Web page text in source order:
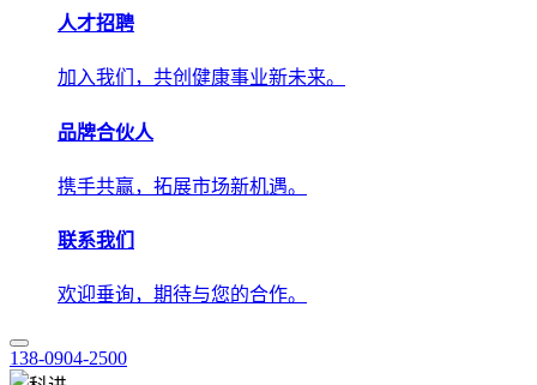
人才招聘
加入我们，共创健康事业新未来。
品牌合伙人
携手共赢，拓展市场新机遇。
联系我们
欢迎垂询，期待与您的合作。
138-0904-2500